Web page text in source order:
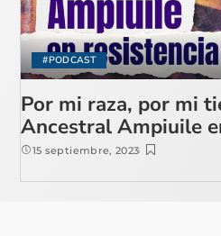
#PODCAST
Por mi raza, por mi
Ancestral Ampiuile
15 septiembre, 2023